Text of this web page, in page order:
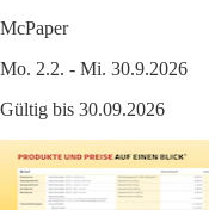
McPaper
Mo. 2.2. - Mi. 30.9.2026
Gültig bis 30.09.2026